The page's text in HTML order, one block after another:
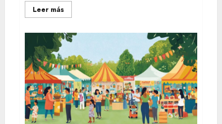
Leer másLeer
más
Comprender
la
del
bienestar
en
la
sociedad
moderna